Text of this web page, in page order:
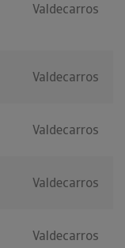
Valdecarros
Valdecarros
Valdecarros
Valdecarros
Valdecarros